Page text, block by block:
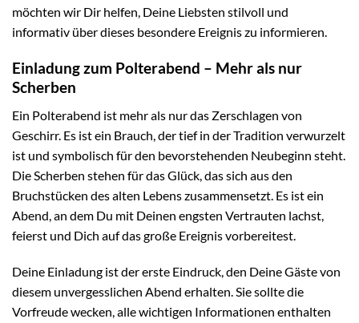
möchten wir Dir helfen, Deine Liebsten stilvoll und
informativ über dieses besondere Ereignis zu informieren.
Einladung zum Polterabend – Mehr als nur
Scherben
Ein Polterabend ist mehr als nur das Zerschlagen von
Geschirr. Es ist ein Brauch, der tief in der Tradition verwurzelt
ist und symbolisch für den bevorstehenden Neubeginn steht.
Die Scherben stehen für das Glück, das sich aus den
Bruchstücken des alten Lebens zusammensetzt. Es ist ein
Abend, an dem Du mit Deinen engsten Vertrauten lachst,
feierst und Dich auf das große Ereignis vorbereitest.
Deine Einladung ist der erste Eindruck, den Deine Gäste von
diesem unvergesslichen Abend erhalten. Sie sollte die
Vorfreude wecken, alle wichtigen Informationen enthalten